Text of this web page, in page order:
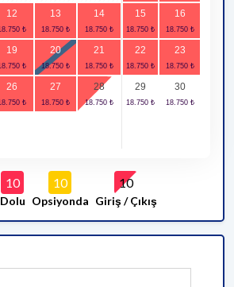
12 13 14 15 16
19 20 21 22 23
26 27 28 29 30
10
Dolu
10
Opsiyonda
10
Giriş / Çıkış